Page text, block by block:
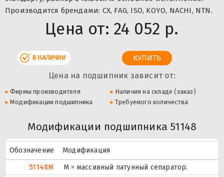
Производится брендами: CX, FAG, ISO, KOYO, NACHI, NTN.
Цена от: 24 052 р.
В НАЛИЧИИ
Цена на подшипник зависит от:
Фирмы производителя
Наличия на складе (заказ)
Модификации подшипника
Требуемого количества
Модификации подшипника 51148
Обозначение
Модификация
51148M
M = массивный латунный сепаратор.